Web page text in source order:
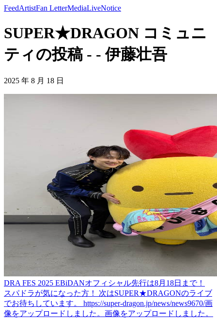
FeedArtistFan LetterMediaLiveNotice
SUPER★DRAGON コミュニ
ティの投稿 - - 伊藤壮吾
2025 年 8 月 18 日
DRA FES 2025 EBiDANオフィシャル先行は8月18日まで！
スパドラが気になった方！ 次はSUPER★DRAGONのライブ
でお待ちしています。 https://super-dragon.jp/news/news9670/画
像をアップロードしました。 画像をアップロードしました。